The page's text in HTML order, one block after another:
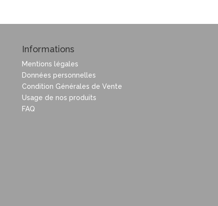
Informations
Mentions légales
Données personnelles
Condition Générales de Vente
Usage de nos produits
FAQ